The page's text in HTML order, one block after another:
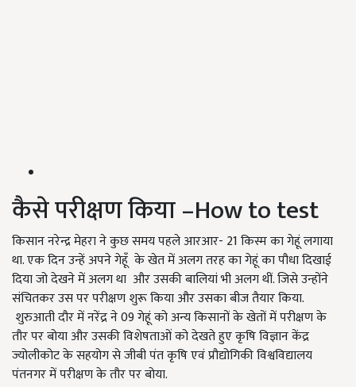
कैसे परीक्षण किया –How to test
किसान नरेन्द्र मेहरा ने कुछ समय पहले आरआर- 21 किस्म का गेहूं लगाया
था. एक दिन उन्हें अपने गेहूँ के खेत में अलग तरह का गेहूं का पौधा दिखाई
दिया जो देखने में अलग था और उसकी बालियां भी अलग थीं. जिसे उन्होंने
संचितकर उस पर परीक्षण शुरू किया और उसका बीज तैयार किया.
शुरुआती दौर में नरेंद्र ने 09 गेहूं को अन्य किसानों के खेतों में परीक्षण के
तौर पर बोया और उसकी विशेषताओं को देखते हुए कृषि विज्ञान केंद्र
ज्योलीकोट के सहयोग से जीबी पंत कृषि एवं प्रौद्योगिकी विश्वविद्यालय
पंतनगर में परीक्षण के तौर पर बोया.